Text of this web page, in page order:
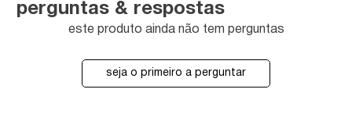
perguntas & respostas
este produto ainda não tem perguntas
seja o primeiro a perguntar